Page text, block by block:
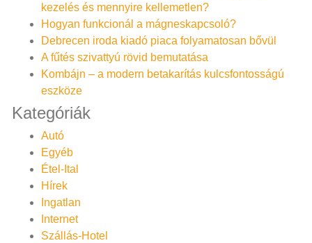
kezelés és mennyire kellemetlen?
Hogyan funkcionál a mágneskapcsoló?
Debrecen iroda kiadó piaca folyamatosan bővül
A fűtés szivattyú rövid bemutatása
Kombájn – a modern betakarítás kulcsfontosságú
eszköze
Kategóriák
Autó
Egyéb
Étel-Ital
Hírek
Ingatlan
Internet
Szállás-Hotel